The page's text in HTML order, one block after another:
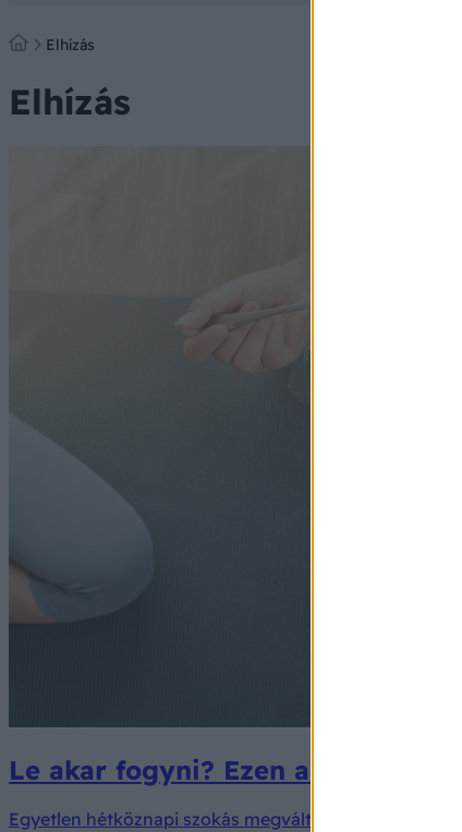
Elhízás
Elhízás
Le akar fogyni? Ezen az egy
Egyetlen hétköznapi szokás megváltoztatása is